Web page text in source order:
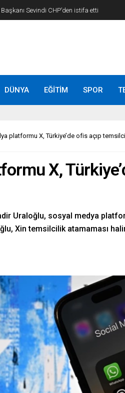
Sevindi CHP’den istifa etti
DÜNYA EĞİTİM SPOR
platformu X, Türkiye’de ofis açıp
X,
Uraloğlu, sosyal medya
Xin temsilcilik atamaması